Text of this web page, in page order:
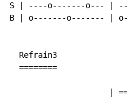
S | ----o-------o--- |
B | o-------o------- |
  Refrain3
  ========
|